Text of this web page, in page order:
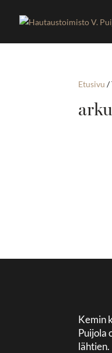
Etusivu /
Kemin
Puijola
lähtien.